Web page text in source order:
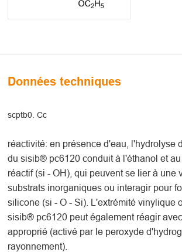
Données techniques
scptb0. Cc
réactivité: en présence d'eau, l'hydrolyse
du sisib® pc6120 conduit à l'éthanol et
réactif (si - OH), qui peuvent se lier à une
substrats inorganiques ou interagir pour
silicone (si - O - Si). L'extrémité vinylique
sisib® pc6120 peut également réagir
approprié (activé par le peroxyde
rayonnement).